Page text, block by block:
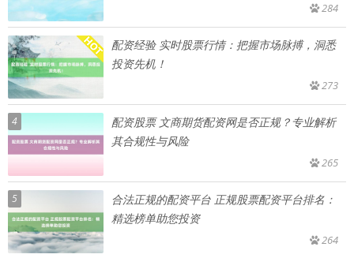
284
配资经验 实时股票行情：把握市场脉搏，洞悉
投资先机！
273
4
配资股票 文商期货配资网是否正规？专业解析
其合规性与风险
265
5
合法正规的配资平台 正规股票配资平台排名：
精选榜单助您投资
264